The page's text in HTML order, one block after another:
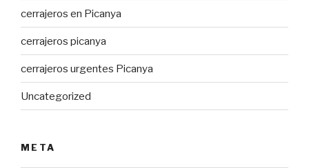
cerrajeros en Picanya
cerrajeros picanya
cerrajeros urgentes Picanya
Uncategorized
META